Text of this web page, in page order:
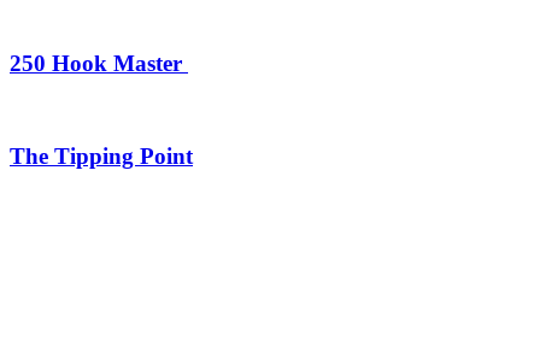
250 Hook Master
The Tipping Point